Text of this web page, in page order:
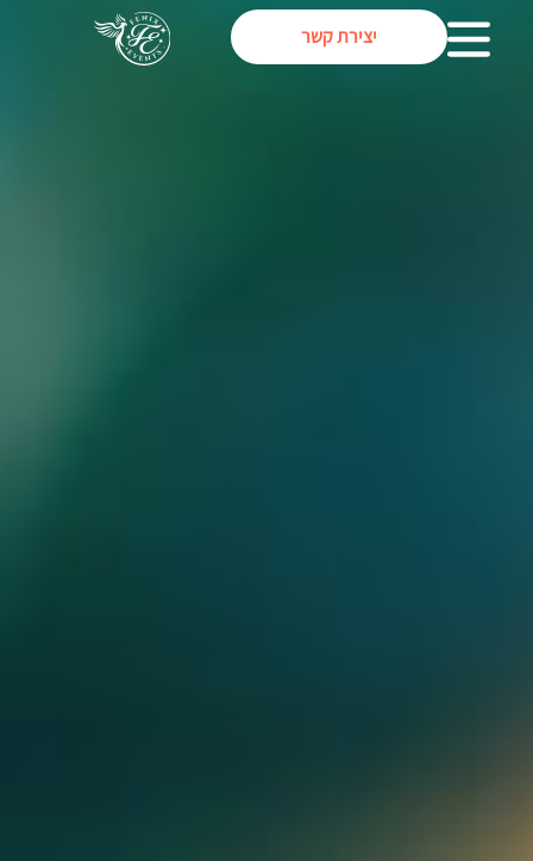
יצירת קשר